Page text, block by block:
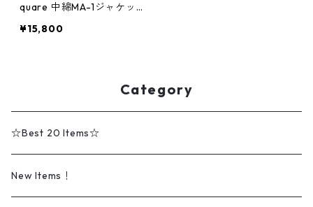
quare 中綿MA-1ジャケッ
¥15,800
Category
☆Best 20 Items☆
New Items！